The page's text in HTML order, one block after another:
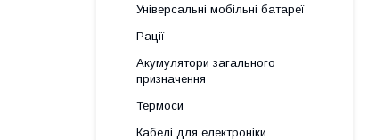
Універсальні мобільні батареї
Рації
Акумулятори загального
призначення
Термоси
Кабелі для електроніки